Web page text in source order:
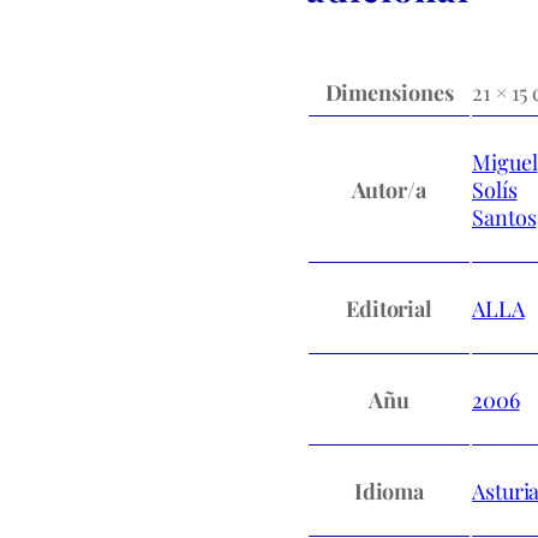
Dimensiones 21 × 15
Autor/a
Miguel
Solís
Santos
Editorial ALLA
Añu 2006
Idioma